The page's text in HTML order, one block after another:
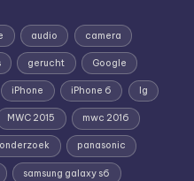
audio camera
gerucht Google
iPhone iPhone 6 lg
MWC 2015 mwc 2016
onderzoek panasonic
samsung galaxy s6